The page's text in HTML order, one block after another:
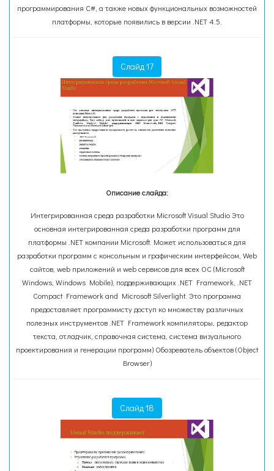
программирования C#, а также новых функциональных возможностей
платформы, которые появились в версии .NET 4.5.
Слайд 17
Описание слайда:
Интегрированная среда разработки Microsoft Visual Studio Это
основная интегрированная среда разработки программ для
платформы .NET компании Microsoft. Может использоваться для
разработки программ с консольным и графическим интерфейсом, Web
сайтов, web приложений и web сервисов для всех OC (Microsoft
Windows, Windows Mobile), поддерживающих .NET Framework, .NET
Compact Framework and Microsoft Silverlight. Это программа
предоставляет программисту доступ ко множеству различных
полезных инструментов .NET Framework компиляторы, редактор
текста, отладчик, справочная система, система визуального
проектирования и генерации программ) Обозреватель объектов (Object
Browser)
Слайд 18